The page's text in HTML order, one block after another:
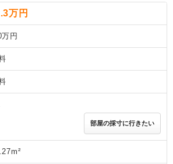
万円
円
部屋の採寸に行きたい